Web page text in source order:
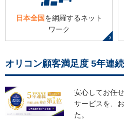
日本全国を網羅するネット
ワーク
オリコン顧客満足度 5年連
安心してお任
サービスを、
た。